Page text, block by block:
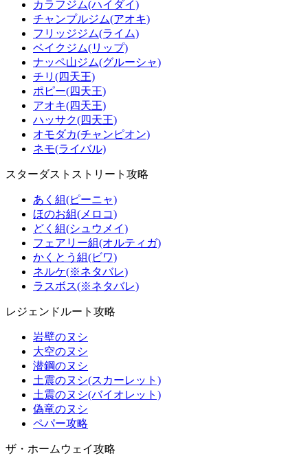
カラフジム(ハイダイ)
チャンプルジム(アオキ)
フリッジジム(ライム)
ベイクジム(リップ)
ナッペ山ジム(グルーシャ)
チリ(四天王)
ポピー(四天王)
アオキ(四天王)
ハッサク(四天王)
オモダカ(チャンピオン)
ネモ(ライバル)
スターダストストリート攻略
あく組(ピーニャ)
ほのお組(メロコ)
どく組(シュウメイ)
フェアリー組(オルティガ)
かくとう組(ビワ)
ネルケ(※ネタバレ)
ラスボス(※ネタバレ)
レジェンドルート攻略
岩壁のヌシ
大空のヌシ
潜鋼のヌシ
土震のヌシ(スカーレット)
土震のヌシ(バイオレット)
偽竜のヌシ
ペパー攻略
ザ・ホームウェイ攻略